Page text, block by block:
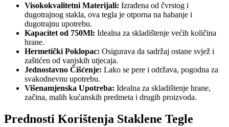
Visokokvalitetni Materijali: Izrađena od čvrstog i
dugotrajnog stakla, ova tegla je otporna na habanje i
dugotrajnu upotrebu.
Kapacitet od 750Ml: Idealna za skladištenje većih količina
hrane.
Hermetički Poklopac: Osigurava da sadržaj ostane svjež i
zaštićen od vanjskih utjecaja.
Jednostavno Čišćenje: Lako se pere i održava, pogodna za
svakodnevnu upotrebu.
Višenamjenska Upotreba: Idealna za skladištenje hrane,
začina, malih kućanskih predmeta i drugih proizvoda.
Prednosti Korištenja Staklene Tegle